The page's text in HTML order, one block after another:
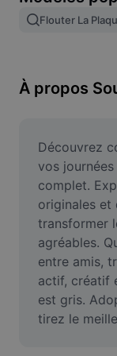
Suppression
Outil
Éditeur de
Générateur
AI Text
AI People
AI Inpainting
Face Cutout
Flouter La
À propos
Découvrez
vos
complet.
originales et
transformer
agréables.
entre amis,
actif, créatif
est gris.
tirez le